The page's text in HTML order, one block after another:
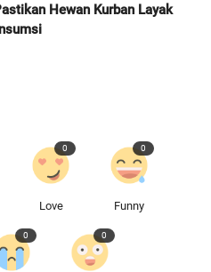
Hewan Kurban Layak
Love
0
Funny
0
0 0